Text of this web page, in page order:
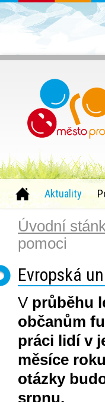
Aktuality
Úvodní
pomoci
Evropská
V průběhu
občanům
práci lidí v
měsíce
otázky
srpnu.